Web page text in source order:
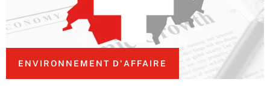
ENVIRONNEMENT D'AFFAIRE